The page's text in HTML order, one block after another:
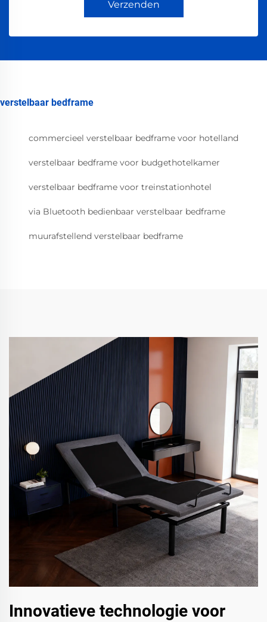
Verzenden
verstelbaar bedframe
commercieel verstelbaar bedframe voor hotelland
verstelbaar bedframe voor budgethotelkamer
verstelbaar bedframe voor treinstationhotel
via Bluetooth bedienbaar verstelbaar bedframe
muurafstellend verstelbaar bedframe
Innovatieve technologie voor